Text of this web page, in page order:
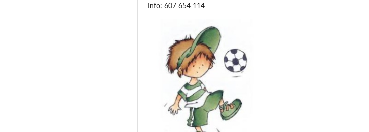
Info: 607 654 114